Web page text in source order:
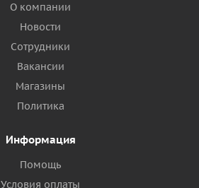
О компании
Новости
Сотрудники
Вакансии
Магазины
Политика
Информация
Помощь
Условия оплаты